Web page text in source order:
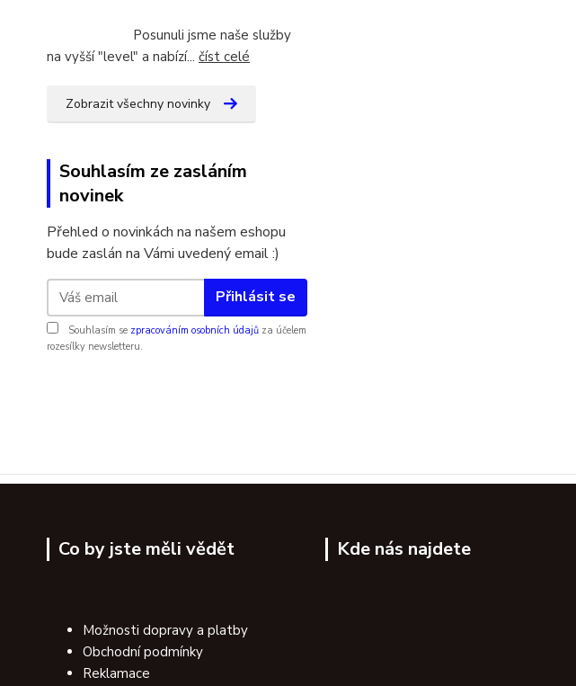
Posunuli jsme naše služby
na vyšší "level" a nabízí... číst celé
Zobrazit všechny novinky
Souhlasím ze zasláním
novinek
Přehled o novinkách na našem eshopu
bude zaslán na Vámi uvedený email :)
Přihlásit se
Souhlasím se zpracováním osobních údajů za účelem
rozesílky newsletteru.
Co by jste měli vědět
Možnosti dopravy a platby
Obchodní podmínky
Reklamace
Kde nás najdete